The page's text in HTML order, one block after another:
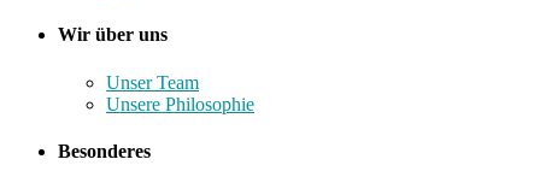
Wir über uns
Unser Team
Unsere Philosophie
Besonderes